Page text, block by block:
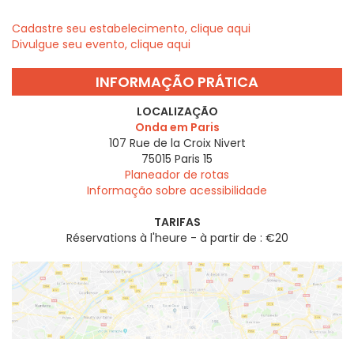
Cadastre seu estabelecimento, clique aqui
Divulgue seu evento, clique aqui
INFORMAÇÃO PRÁTICA
LOCALIZAÇÃO
Onda em Paris
107 Rue de la Croix Nivert
75015 Paris 15
Planeador de rotas
Informação sobre acessibilidade
TARIFAS
Réservations à l'heure - à partir de : €20